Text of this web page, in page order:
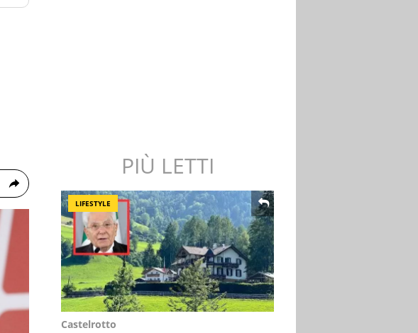
PIÙ LETTI
LIFESTYLE
Castelrotto